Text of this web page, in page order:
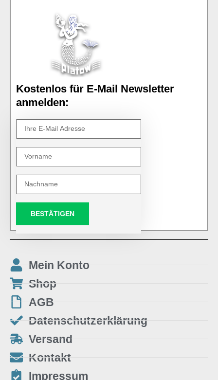
Kostenlos für E-Mail Newsletter
anmelden:
BESTÄTIGEN
Mein Konto
Shop
AGB
Datenschutzerklärung
Versand
Kontakt
Impressum